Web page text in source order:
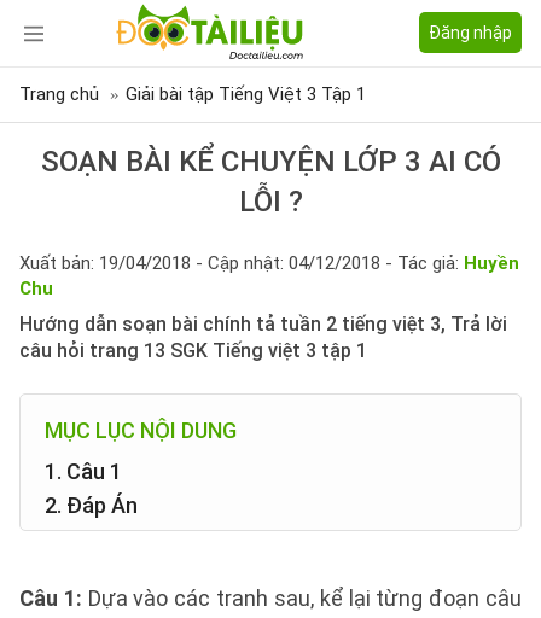
Đăng nhập
Trang chủ Giải bài tập Tiếng Việt 3 Tập 1
SOẠN BÀI KỂ CHUYỆN LỚP 3 AI CÓ
LỖI ?
Xuất bản: 19/04/2018 - Cập nhật: 04/12/2018 - Tác giả: Huyền
Chu
Hướng dẫn soạn bài chính tả tuần 2 tiếng việt 3, Trả lời
câu hỏi trang 13 SGK Tiếng việt 3 tập 1
MỤC LỤC NỘI DUNG
1. Câu 1
2. Đáp Án
Câu 1: Dựa vào các tranh sau, kể lại từng đoạn câu